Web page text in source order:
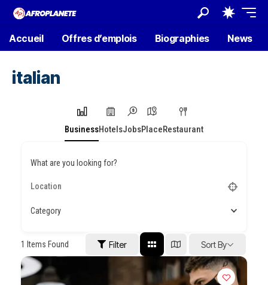
Accueil Offres d’emplois Biographies News
italian
BusinessHotelsJobsPlaceRestaurant
What are you looking for?
Category
1 Items Found Filter Sort By